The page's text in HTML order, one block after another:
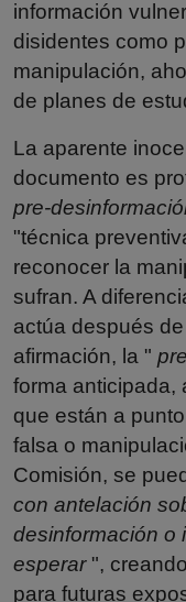
información
disidentes como
manipulación,
de planes de
La aparente
documento es
pre-
"técnica
reconocer la
sufran. A
actúa después
afirmación, la "
forma anticipada,
que están a
falsa o
Comisión, se
con antelación
desinformación o
esperar",
para futuras